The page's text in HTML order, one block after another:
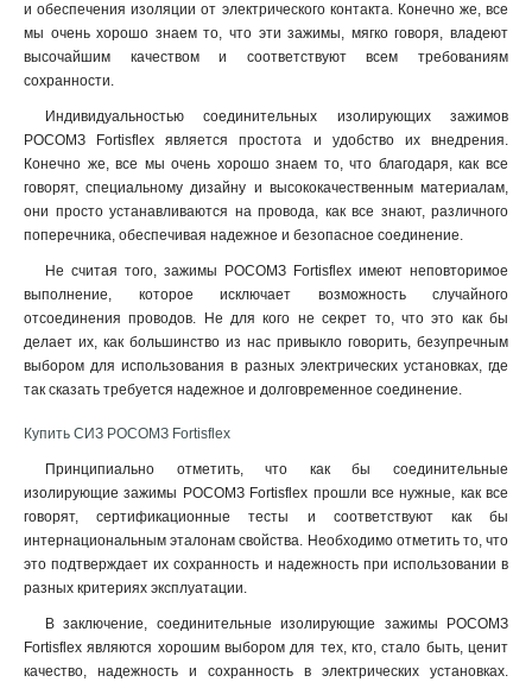
и обеспечения изоляции от электрического контакта. Конечно же, все
мы очень хорошо знаем то, что эти зажимы, мягко говоря, владеют
высочайшим качеством и соответствуют всем требованиям
сохранности.
Индивидуальностью соединительных изолирующих зажимов
РОСОМЗ Fortisflex является простота и удобство их внедрения.
Конечно же, все мы очень хорошо знаем то, что благодаря, как все
говорят, специальному дизайну и высококачественным материалам,
они просто устанавливаются на провода, как все знают, различного
поперечника, обеспечивая надежное и безопасное соединение.
Не считая того, зажимы РОСОМЗ Fortisflex имеют неповторимое
выполнение, которое исключает возможность случайного
отсоединения проводов. Не для кого не секрет то, что это как бы
делает их, как большинство из нас привыкло говорить, безупречным
выбором для использования в разных электрических установках, где
так сказать требуется надежное и долговременное соединение.
Купить СИЗ РОСОМЗ Fortisflex
Принципиально отметить, что как бы соединительные
изолирующие зажимы РОСОМЗ Fortisflex прошли все нужные, как все
говорят, сертификационные тесты и соответствуют как бы
интернациональным эталонам свойства. Необходимо отметить то, что
это подтверждает их сохранность и надежность при использовании в
разных критериях эксплуатации.
В заключение, соединительные изолирующие зажимы РОСОМЗ
Fortisflex являются хорошим выбором для тех, кто, стало быть, ценит
качество, надежность и сохранность в электрических установках.